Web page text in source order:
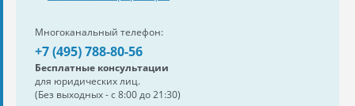
Многоканальный телефон:
+7 (495) 788-80-56
Бесплатные консультации
для юридических лиц.
(Без выходных - с 8:00 до 21:30)